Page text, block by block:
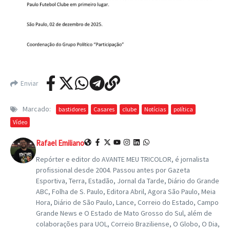
Enviar
Marcado: bastidores Casares clube Notícias
política
Vídeo
Rafael Emiliano
Repórter e editor do AVANTE MEU TRICOLOR, é jornalista
profissional desde 2004. Passou antes por Gazeta
Esportiva, Terra, Estadão, Jornal da Tarde, Diário do Grande
ABC, Folha de S. Paulo, Editora Abril, Agora São Paulo, Meia
Hora, Diário de São Paulo, Lance, Correio do Estado, Campo
Grande News e O Estado de Mato Grosso do Sul, além de
colaborações para UOL, Correio Braziliense, O Globo, O Dia,